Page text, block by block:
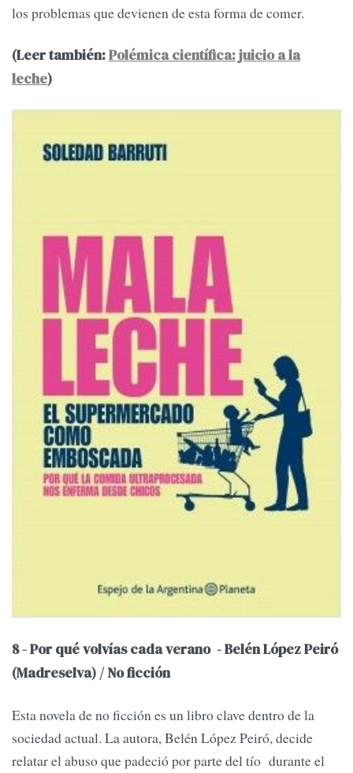
los problemas que devienen de esta forma de comer.
(Leer también:Polémica científica: juicio a la
leche)
8 - Por qué volvías cada verano - Belén López Peiró
(Madreselva) / No ficción
Esta novela de no ficción es un libro clave dentro de la
sociedad actual. La autora, Belén López Peiró, decide
relatar el abuso que padeció por parte del tío durante el